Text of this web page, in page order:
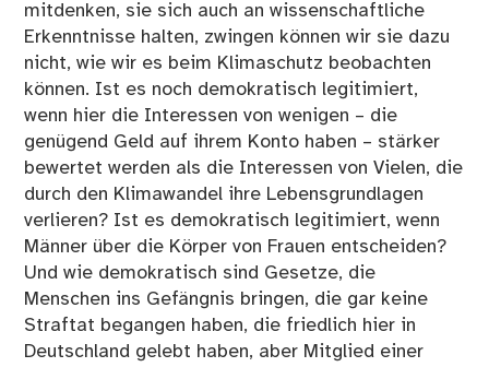
mitdenken, sie sich auch an wissenschaftliche
Erkenntnisse halten, zwingen können wir sie dazu
nicht, wie wir es beim Klimaschutz beobachten
können. Ist es noch demokratisch legitimiert,
wenn hier die Interessen von wenigen – die
genügend Geld auf ihrem Konto haben – stärker
bewertet werden als die Interessen von Vielen, die
durch den Klimawandel ihre Lebensgrundlagen
verlieren? Ist es demokratisch legitimiert, wenn
Männer über die Körper von Frauen entscheiden?
Und wie demokratisch sind Gesetze, die
Menschen ins Gefängnis bringen, die gar keine
Straftat begangen haben, die friedlich hier in
Deutschland gelebt haben, aber Mitglied einer